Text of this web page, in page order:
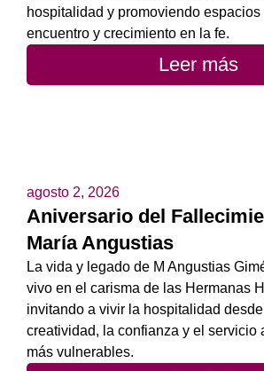
hospitalidad y promoviendo espacios
encuentro y crecimiento en la fe.
Leer más
agosto 2, 2026
Aniversario del
María Angustias
La vida y legado de M Angustias
vivo en el carisma de las Hermanas
invitando a vivir la hospitalidad
creatividad, la confianza y el servicio
más vulnerables.